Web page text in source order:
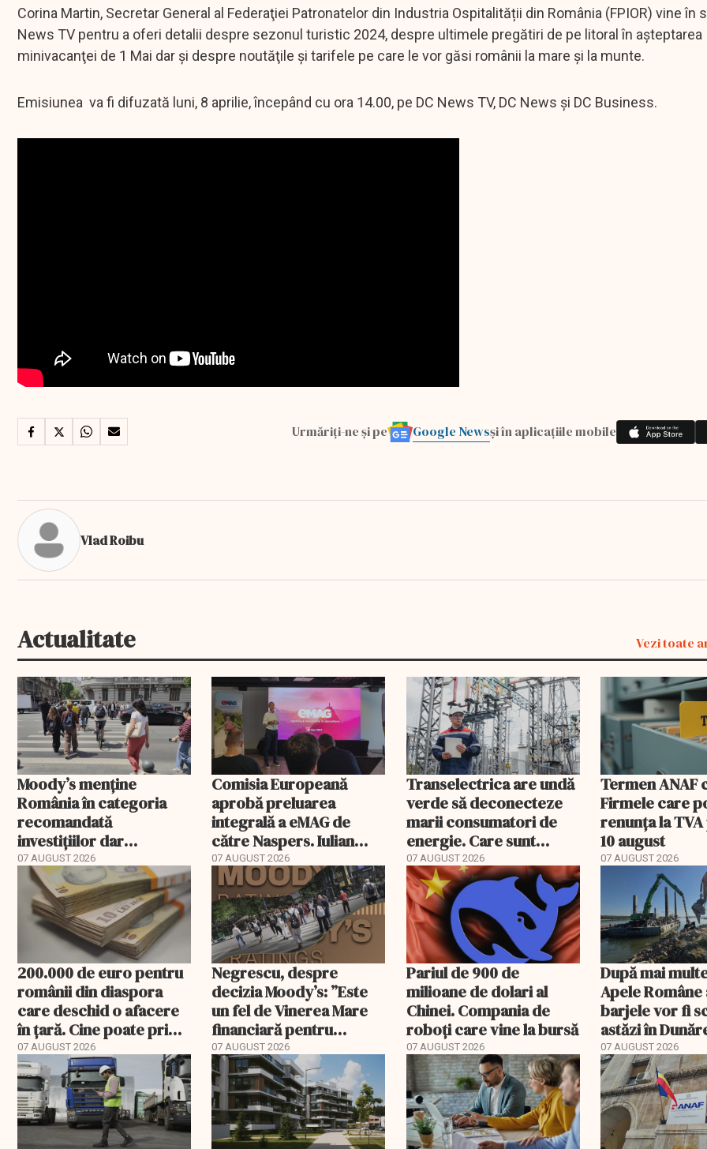
Corina Martin, Secretar General al Federaţiei Patronatelor din Industria Ospitalității din România (FPIOR) vine în
News TV pentru a oferi detalii despre sezonul turistic 2024, despre ultimele pregătiri de pe litoral în aşteptarea
minivacanţei de 1 Mai dar şi despre noutăţile şi tarifele pe care le vor găsi românii la mare şi la munte.
Emisiunea va fi difuzată luni, 8 aprilie, începând cu ora 14.00, pe DC News TV, DC News şi DC Business.
Urmăriți-ne și pe Google Newsși în aplicațiile mobile
Vlad Roibu
Actualitate Vezi toate
Moody’s menține
România în categoria
recomandată
investițiilor dar
transmite un
avertisment
07 AUGUST 2026
Comisia Europeană
aprobă preluarea
integrală a eMAG de
către Naspers. Iulian
Stanciu iese din
acționariat
07 AUGUST 2026
Transelectrica are undă
verde să deconecteze
marii consumatori de
energie. Care sunt
condițiile
07 AUGUST 2026
Termen ANAF
Firmele care
renunța la
10 august
07 AUGUST 2026
200.000 de euro pentru
românii din diaspora
care deschid o afacere
în țară. Cine poate primi
banii și ce trebuie
rambursat
07 AUGUST 2026
Negrescu, despre
decizia Moody’s: ”Este
un fel de Vinerea Mare
financiară pentru
România”. Miza nu se
încheie în această seară
07 AUGUST 2026
Pariul de 900 de
milioane de dolari al
Chinei. Compania de
roboți care vine la bursă
07 AUGUST 2026
După mai
Apele Române
barjele vor fi
astăzi în
07 AUGUST 2026